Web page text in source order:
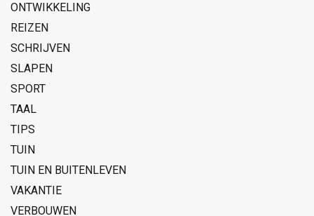
ONTWIKKELING
REIZEN
SCHRIJVEN
SLAPEN
SPORT
TAAL
TIPS
TUIN
TUIN EN BUITENLEVEN
VAKANTIE
VERBOUWEN